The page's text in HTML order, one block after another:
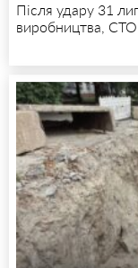
Після удару 31
виробництва,